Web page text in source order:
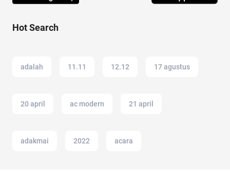
Hot Search
adalah 11.11 12.12 17 agustus
20 april ac modern 21 april
adakmai 2022 acara